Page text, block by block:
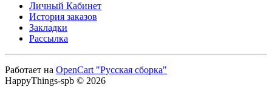
Личный Кабинет
История заказов
Закладки
Рассылка
Работает на OpenCart "Русская сборка"
HappyThings-spb © 2026